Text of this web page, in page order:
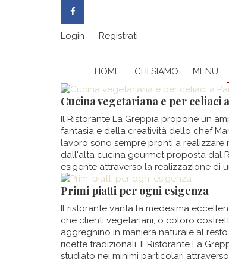
Login Registrati
HOME CHI SIAMO MENU
Cucina vegetariana e per celiaci
Il Ristorante La Greppia propone un
fantasia e della creatività dello chef
lavoro sono sempre pronti a
dall'alta cucina gourmet proposta dal
esigente attraverso la realizzazione di
Primi piatti per ogni esigenza
Il ristorante vanta la medesima
che clienti vegetariani, o coloro
aggreghino in maniera naturale al
ricette tradizionali. Il Ristorante La
studiato nei minimi particolari